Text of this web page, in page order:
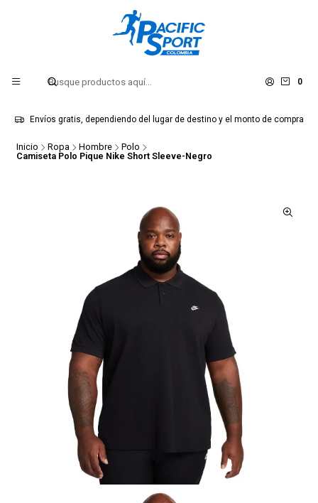
0
Envíos gratis, dependiendo del lugar de destino y el monto de compra
Inicio Ropa Hombre
Polo
Camiseta Polo Pique Nike Short Sleeve-Negro